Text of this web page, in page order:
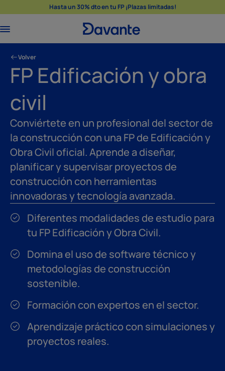
Hasta un 30% dto en tu FP ¡Plazas limitadas!
Volver
FP Edificación y obra
civil
Conviértete en un profesional del sector de
la construcción con una FP de Edificación y
Obra Civil oficial. Aprende a diseñar,
planificar y supervisar proyectos de
construcción con herramientas
innovadoras y tecnología avanzada.
Diferentes modalidades de estudio para
tu FP Edificación y Obra Civil.
Domina el uso de software técnico y
metodologías de construcción
sostenible.
Formación con expertos en el sector.
Aprendizaje práctico con simulaciones y
proyectos reales.